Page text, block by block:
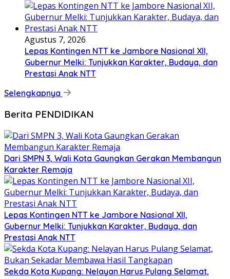
Agustus 7, 2026
Lepas Kontingen NTT ke Jambore Nasional XII,
Gubernur Melki: Tunjukkan Karakter, Budaya, dan
Prestasi Anak NTT
Selengkapnya
Berita PENDIDIKAN
Dari SMPN 3, Wali Kota Gaungkan Gerakan Membangun
Karakter Remaja
Lepas Kontingen NTT ke Jambore Nasional XII,
Gubernur Melki: Tunjukkan Karakter, Budaya, dan
Prestasi Anak NTT
Sekda Kota Kupang: Nelayan Harus Pulang Selamat,